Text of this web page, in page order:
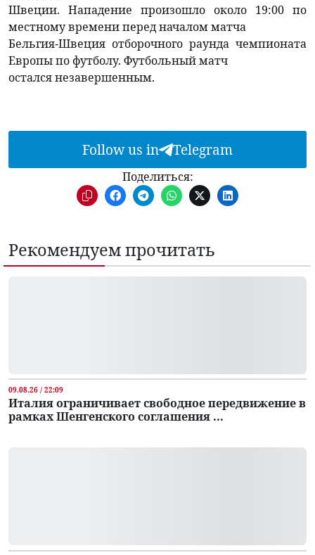
Швеции. Нападение произошло около 19:00 по
местному времени перед началом матча
Бельгия-Швеция отборочного раунда чемпионата
Европы по футболу. Футбольный матч
остался незавершенным.
Follow us in Telegram
Поделиться:
Рекомендуем прочитать
09.08.26 / 22:09
Италия ограничивает свободное передвижение в
рамках Шенгенского соглашения ...